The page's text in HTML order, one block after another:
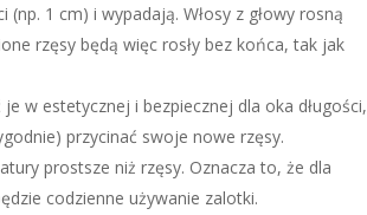
1 cm) i wypadają. Włosy z głowy rosną
rzęsy będą więc rosły bez końca, tak jak
w estetycznej i bezpiecznej dla oka długości,
przycinać swoje nowe rzęsy.
prostsze niż rzęsy. Oznacza to, że dla
codzienne używanie zalotki.